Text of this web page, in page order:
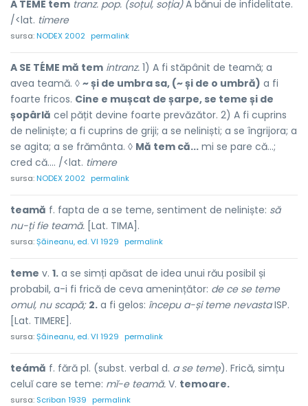
A TÉME tem tranz. pop. (soțul, soția)A bănui de infidelitate.
/<lat. timere
sursa:NODEX 2002 permalink
A SE TÉME mă tem intranz. 1) A fi stăpânit de teamă; a
avea teamă. ◊ ~ și de umbra sa, (~ și de o umbră) a fi
foarte fricos. Cine e mușcat de șarpe, se teme și de
șopârlă cel pățit devine foarte prevăzător. 2) A fi cuprins
de neliniște; a fi cuprins de griji; a se neliniști; a se îngrijora; a
se agita; a se frământa. ◊ Mă tem că... mi se pare că...;
cred că.... /<lat. timere
sursa:NODEX 2002 permalink
teamă f. fapta de a se teme, sentiment de neliniște: să
nu-ți fie teamă. [Lat. TIMA].
sursa:Șăineanu, ed. VI 1929 permalink
teme v. 1. a se simți apăsat de idea unui rău posibil și
probabil, a-i fi frică de ceva amenințător: de ce se teme
omul, nu scapă; 2. a fi gelos: începu a-și teme nevastaISP.
[Lat. TIMERE].
sursa:Șăineanu, ed. VI 1929 permalink
teámă f. fără pl. (subst. verbal d. a se teme). Frică, simțu
celuĭ care se teme: mĭ-e teamă. V. temoare.
sursa: Scriban 1939 permalink